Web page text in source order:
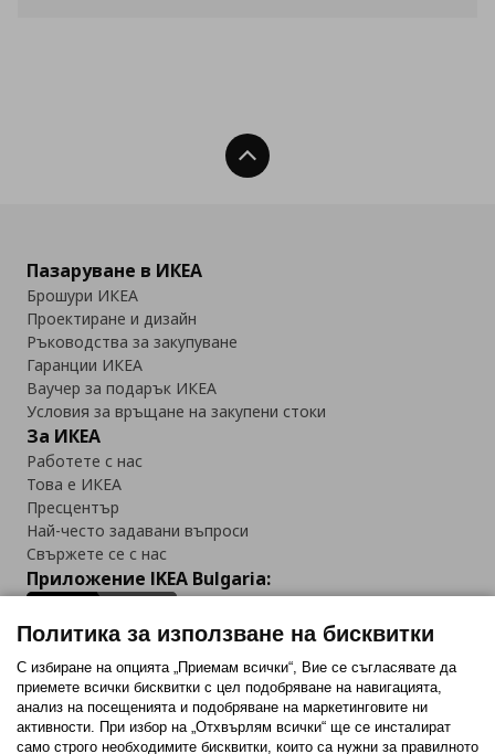
Нагоре
Пазаруване в ИКЕА
Брошури ИКЕА
Проектиране и дизайн
Ръководства за закупуване
Гаранции ИКЕА
Ваучер за подарък ИКЕА
Условия за връщане на закупени стоки
За ИКЕА
Работете с нас
Това е ИКЕА
Пресцентър
Най-често задавани въпроси
Свържете се с нас
Приложение IKEA Bulgaria:
Последвайте ни:
FacebookTwitterYoutubePinterestInstagram
Политика за използване на бисквитки
С избиране на опцията „Приемам всички“, Вие се съгласявате да
приемете всички бисквитки с цел подобряване на навигацията,
анализ на посещенията и подобряване на маркетинговите ни
активности. При избор на „Отхвърлям всички“ ще се инсталират
само строго необходимитe бисквитки, които са нужни за правилното